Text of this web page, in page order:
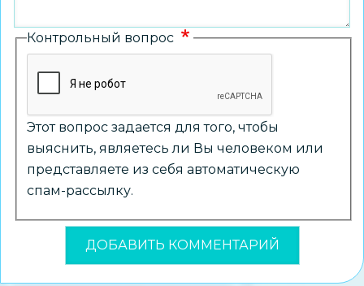
Контрольный вопрос
Этот вопрос задается для того, чтобы
выяснить, являетесь ли Вы человеком или
представляете из себя автоматическую
спам-рассылку.